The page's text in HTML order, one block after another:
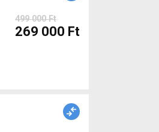
499 000 Ft
269 000 Ft